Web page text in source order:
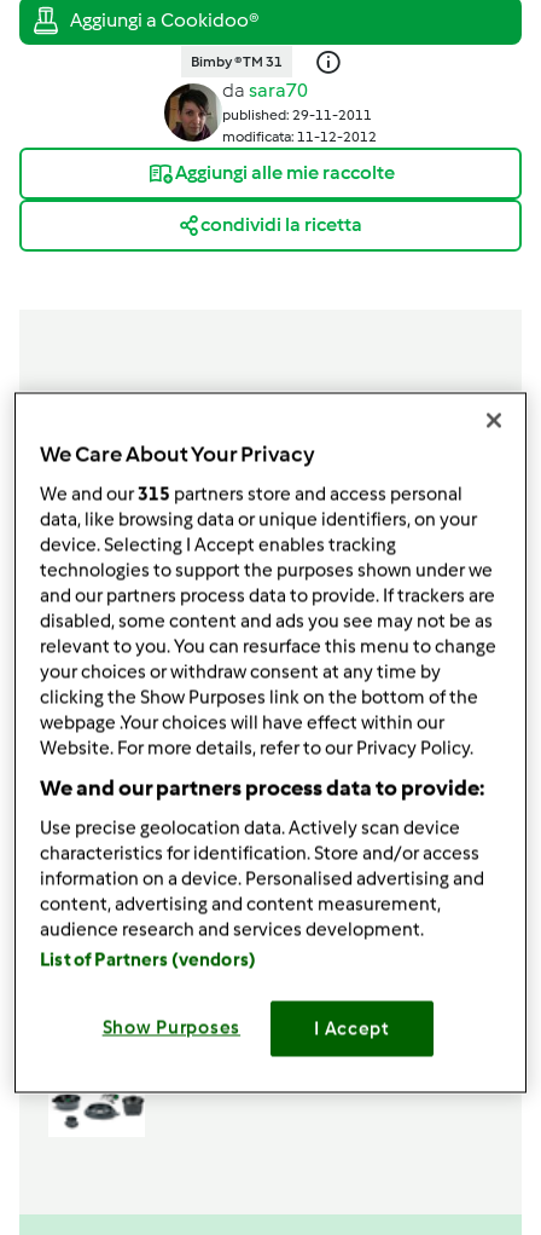
Bimby ® TM 31
da sara70
published: 29-11-2011
modificata: 11-12-2012
Aggiungi alle mie raccolte
condividi la ricetta
150gfarina
180gzucchero
3uova
170glatte
140golio di semi,(girasole)
3limoni
1bustinadi lievito
1 pizzicodi sale
PER LO SCIROPPO
100g di zucchero
Accessori che ti serviranno
Spatola
Boccale Completo TM6
We Care About Your Privacy
We and our315 partners store and access personal
data, like browsing data or unique identifiers, on your
device. Selecting I Accept enables tracking
technologies to support the purposes shown under we
and our partners process data to provide. If trackers are
disabled, some content and ads you see may not be as
relevant to you. You can resurface this menu to change
your choices or withdraw consent at any time by
clicking the Show Purposes link on the bottom of the
webpage .Your choices will have effect within our
Website. For more details, refer to our Privacy Policy.
We and our partners process data to provide:
Use precise geolocation data. Actively scan device
characteristics for identification. Store and/or access
information on a device. Personalised advertising and
content, advertising and content measurement,
audience research and services development.
List of Partners (vendors)
Show Purposes I Accept